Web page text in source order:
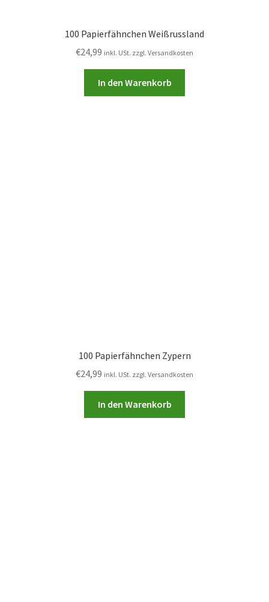
100 Papierfähnchen Weißrussland
€24,99 inkl. USt. zzgl. Versandkosten
In den Warenkorb
100 Papierfähnchen Zypern
€24,99 inkl. USt. zzgl. Versandkosten
In den Warenkorb